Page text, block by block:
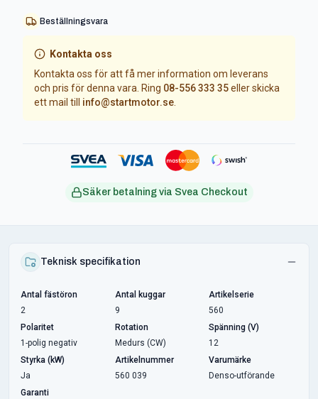
Beställningsvara
Kontakta oss
Kontakta oss för att få mer information om leverans
och pris för denna vara. Ring 08-556 333 35eller skicka
ett mail till
info@startmotor.se.
Säker betalning via Svea Checkout
Teknisk specifikation
Antal fästöron
2
Antal kuggar
9
Artikelserie
560
Polaritet
1-polig negativ
Rotation
Medurs (CW)
Spänning (V)
12
Styrka (kW)
Ja
Artikelnummer
560 039
Varumärke
Denso-utförande
Garanti